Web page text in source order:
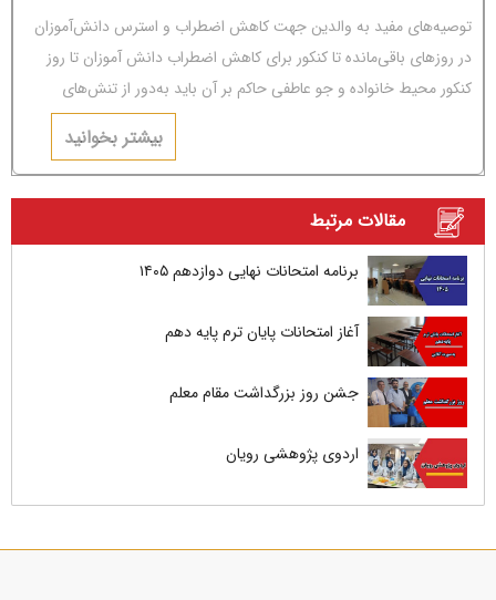
توصیه‌های مفید به والدین جهت کاهش اضطراب و استرس دانش‌آموزان
در روزهای باقی‌مانده تا کنکور برای کاهش اضطراب دانش آموزان تا روز
کنکور محیط خانواده و جو عاطفی حاکم بر آن باید به‌دور از تنش‌های
بیشتر بخوانید
مقالات مرتبط
برنامه امتحانات نهایی دوازدهم ۱۴۰۵
آغاز امتحانات پایان ترم پایه دهم
جشن روز بزرگداشت مقام معلم
اردوی پژوهشی رویان